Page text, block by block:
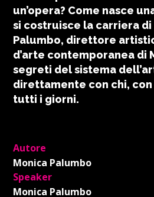
un’opera? Come nasce
si costruisce la carriera
Palumbo, direttore
d’arte contemporanea di
segreti del sistema
direttamente con chi, con
tutti i giorni.
Autore
Monica Palumbo
Speaker
Monica Palumbo